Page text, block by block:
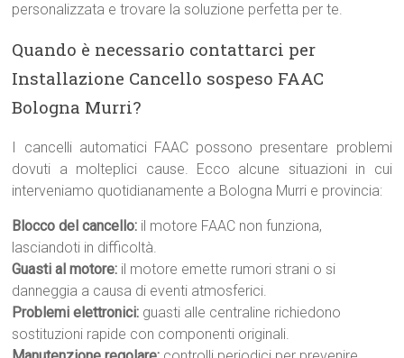
personalizzata e trovare la soluzione perfetta per te.
Quando è necessario contattarci per
Installazione Cancello sospeso FAAC
Bologna Murri?
I cancelli automatici FAAC possono presentare problemi
dovuti a molteplici cause. Ecco alcune situazioni in cui
interveniamo quotidianamente a Bologna Murri e provincia:
Blocco del cancello: il motore FAAC non funziona,
lasciandoti in difficoltà.
Guasti al motore: il motore emette rumori strani o si
danneggia a causa di eventi atmosferici.
Problemi elettronici: guasti alle centraline richiedono
sostituzioni rapide con componenti originali.